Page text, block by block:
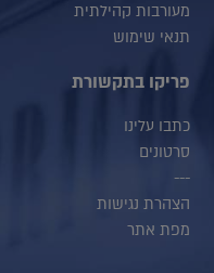
מעורבות קהילתית
תנאי שימוש
פריקו בתקשורת
כתבו עלינו
סרטונים
---
הצהרת נגישות
מפת אתר